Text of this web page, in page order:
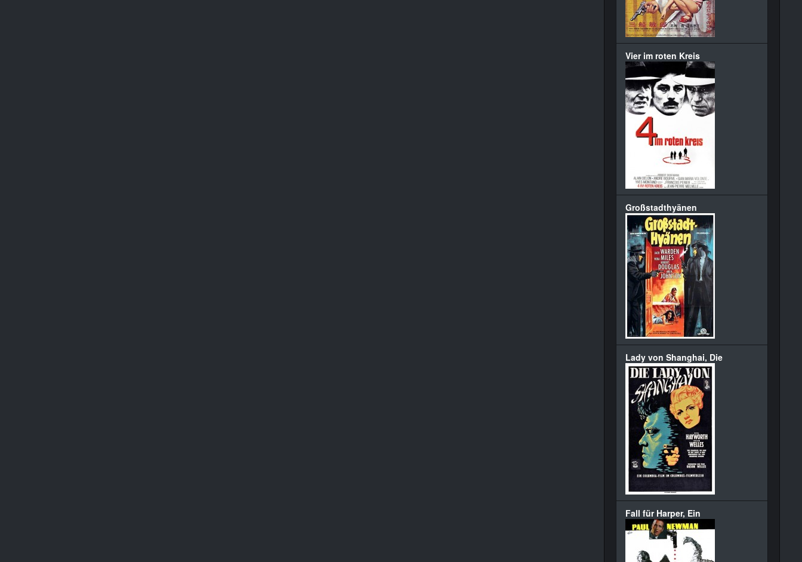
Vier im roten Kreis
Großstadthyänen
Lady von Shanghai, Die
Fall für Harper, Ein